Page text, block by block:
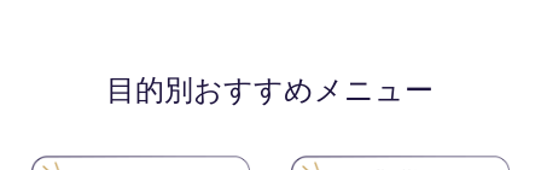
目的別おすすめメニュー